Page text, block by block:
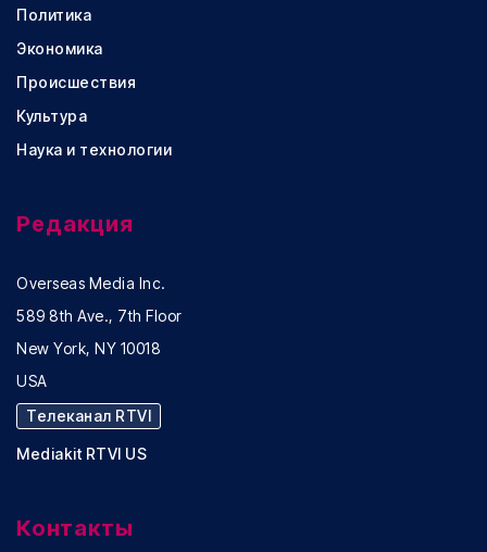
Политика
Экономика
Происшествия
Культура
Наука и технологии
Редакция
Overseas Media Inc.
589 8th Ave., 7th Floor
New York, NY 10018
USA
Телеканал RTVI
Mediakit RTVI US
Контакты